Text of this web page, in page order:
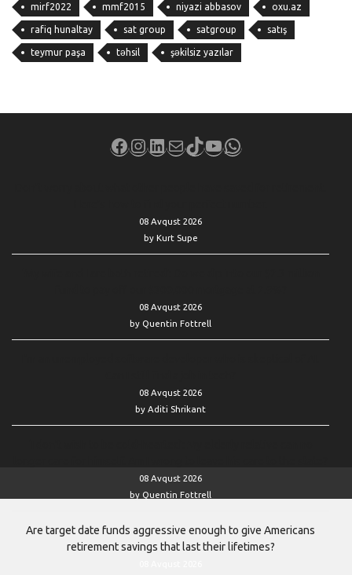
mirf2022 mmf2015 niyazi abbasov oxu.az
rafiq hunaltay sat group satgroup satış
teymur paşa təhsil şəkilsiz yazılar
Facebook
Instagram
LinkedIn
MailTikTok
YouTube
WhatsApp
08 Avqust 2026
by Kurt Supe
08 Avqust 2026
by Quentin Fottrell
08 Avqust 2026
by Aditi Shrikant
08 Avqust 2026
by Quentin Fottrell
Are target date funds aggressive enough to give Americans
retirement savings that last their lifetimes?